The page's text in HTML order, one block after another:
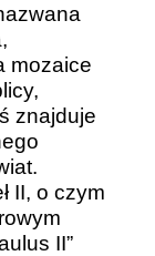
mozaice
znajduje
II, o czym
II”